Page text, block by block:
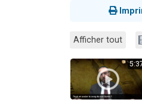
Afficher tout